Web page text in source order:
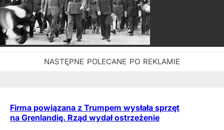
Firma powiązana z Trumpem wysłała sprzęt
na Grenlandię. Rząd wydał ostrzeżenie